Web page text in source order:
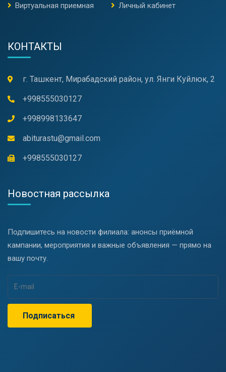
Виртуальная приемная Личный кабинет
КОНТАКТЫ
г. Ташкент, Мирабадский район, ул. Янги Куйлюк, 2
+998555030127
+998998133647
abiturastu@gmail.com
+998555030127
Новостная рассылка
Подпишитесь на новости филиала: анонсы приёмной
кампании, мероприятия и важные объявления — прямо на
вашу почту.